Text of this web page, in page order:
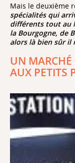
Mais le deuxième
spécialités qui
différents tout au
la Bourgogne, de
alors là bien sûr il
UN MARCHÉ
AUX PETITS